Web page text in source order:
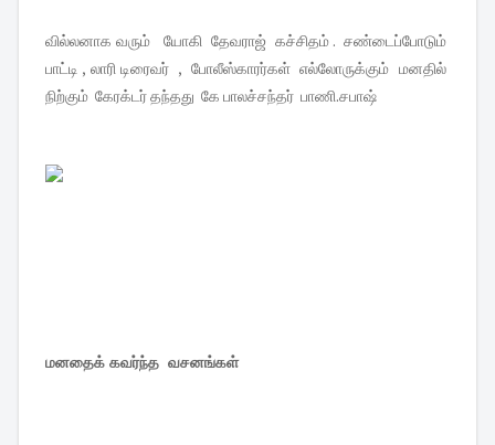
வில்லனாக வரும் யோகி தேவராஜ் கச்சிதம் . சண்டைப்போடும்
பாட்டி , லாரி டிரைவர் , போலீஸ்காரர்கள் எல்லோருக்கும் மனதில்
நிற்கும் கேரக்டர் தந்தது கே பாலச்சந்தர் பாணி.சபாஷ்
மனதைக் கவர்ந்த வசனங்கள்